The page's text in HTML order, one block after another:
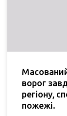
ворог
регіону,
пожежі.